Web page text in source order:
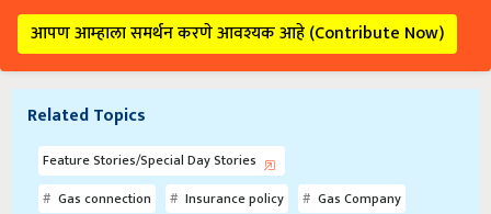
आपण आम्हाला समर्थन करणे आवश्यक आहे (Contribute Now)
Related Topics
Feature Stories/Special Day Stories
Gas connection
Insurance policy
Gas Company